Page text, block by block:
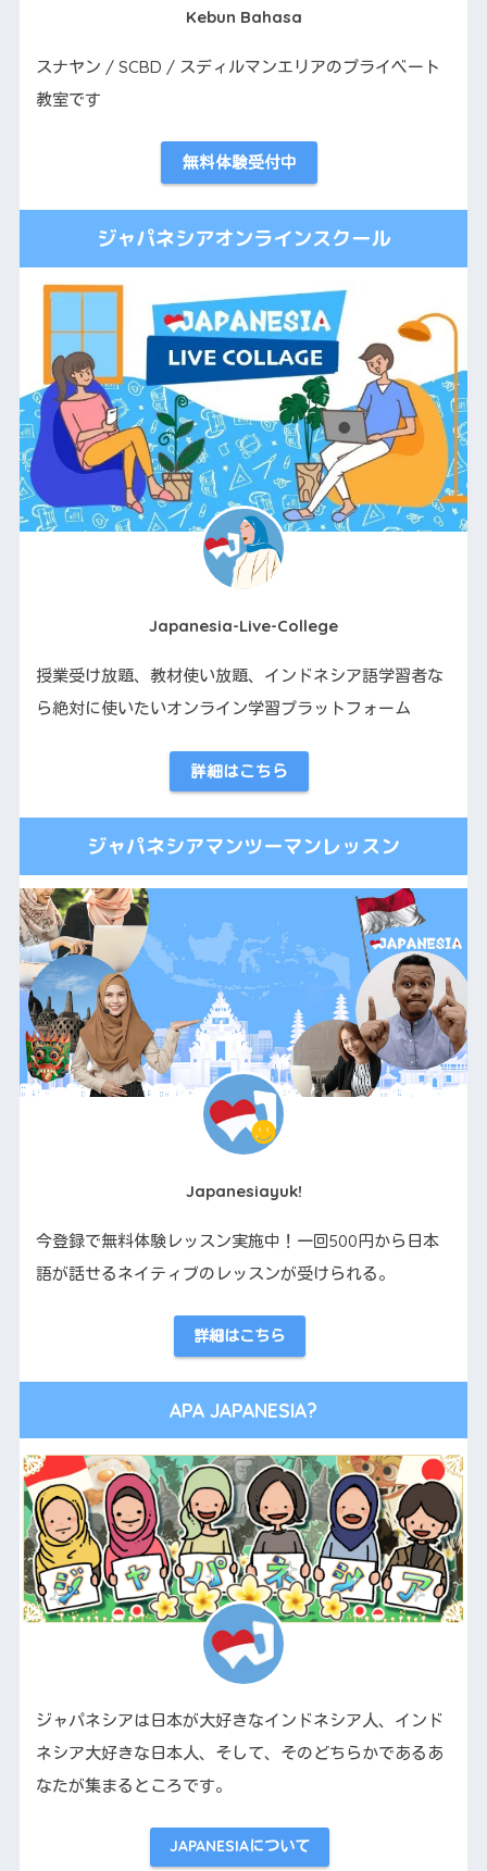
Kebun Bahasa
スナヤン / SCBD / スディルマンエリアのプライベート
教室です
無料体験受付中
ジャパネシアオンラインスクール
Japanesia-Live-College
授業受け放題、教材使い放題、インドネシア語学習者な
ら絶対に使いたいオンライン学習プラットフォーム
詳細はこちら
ジャパネシアマンツーマンレッスン
Japanesiayuk!
今登録で無料体験レッスン実施中！一回500円から日本
語が話せるネイティブのレッスンが受けられる。
詳細はこちら
APA JAPANESIA?
ジャパネシアは日本が大好きなインドネシア人、インド
ネシア大好きな日本人、そして、そのどちらかであるあ
なたが集まるところです。
JAPANESIAについて